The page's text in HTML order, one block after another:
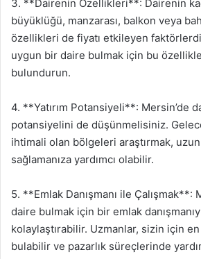
3. **Dairenin Özellikleri**: Dairenin
büyüklüğü, manzarası, balkon veya
özellikleri de fiyatı etkileyen
uygun bir daire bulmak için bu
bulundurun.
4. **Yatırım Potansiyeli**: Mersin’de
potansiyelini de düşünmelisiniz.
ihtimali olan bölgeleri araştırmak,
sağlamanıza yardımcı olabilir.
5. **Emlak Danışmanı ile Çalışmak**:
daire bulmak için bir emlak
kolaylaştırabilir. Uzmanlar, sizin için
bulabilir ve pazarlık süreçlerinde